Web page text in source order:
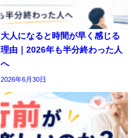
大人になると時間が早く感じる
理由｜2026年も半分終わった人
へ
2026年6月30日